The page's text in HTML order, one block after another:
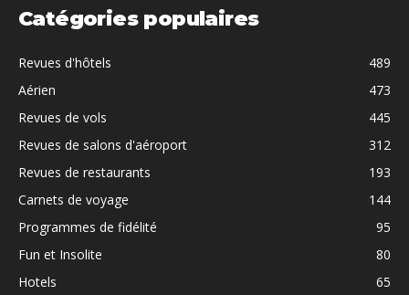
Catégories populaires
Revues d'hôtels
489
Aérien
473
Revues de vols
445
Revues de salons d'aéroport
312
Revues de restaurants
193
Carnets de voyage
144
Programmes de fidélité
95
Fun et Insolite
80
Hotels
65